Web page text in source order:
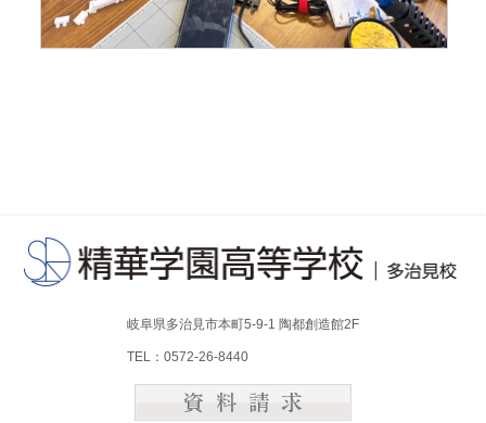
岐阜県多治見市本町5-9-1 陶都創造館2F
TEL：0572-26-8440